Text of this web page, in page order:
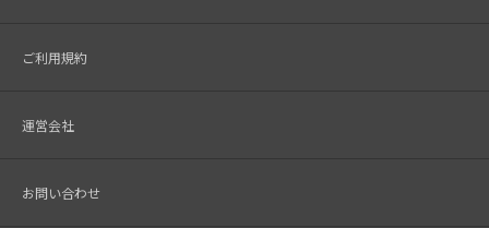
ご利用規約
運営会社
お問い合わせ